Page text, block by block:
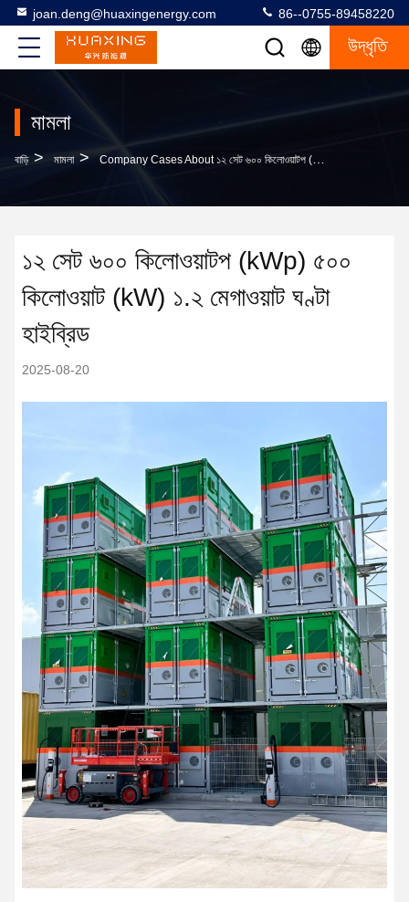
joan.deng@huaxingenergy.com 86--0755-89458220
উদ্ধৃতি
মামলা
বাড়ি > মামলা > Company Cases About ১২ সেট ৬০০ কিলোওয়াটপ (kWp) ৫০০ কিলোওয়াট (kW) ১.২ মেগাওয়াট ঘণ্টা হাইব্রিড
১২ সেট ৬০০ কিলোওয়াটপ (kWp) ৫০০
কিলোওয়াট (kW) ১.২ মেগাওয়াট ঘণ্টা
হাইব্রিড
2025-08-20